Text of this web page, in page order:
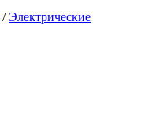
/ Электрические